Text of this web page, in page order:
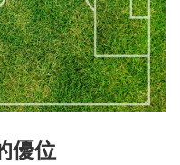
優位